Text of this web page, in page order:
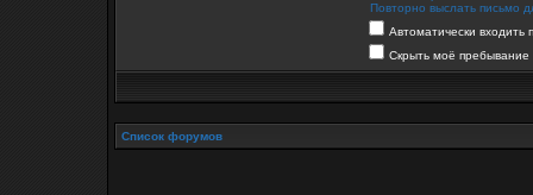
Повторно выслать письмо
Автоматически
Скрыть моё пребывание
Список форумов